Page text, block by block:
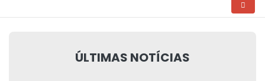
ÚLTIMAS NOTÍCIAS